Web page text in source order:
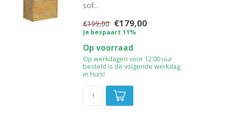
sof...
€199,00 €179,00
Je bespaart 11%
Op voorraad
Op werkdagen voor 12:00 uur
besteld is de volgende werkdag
in huis!